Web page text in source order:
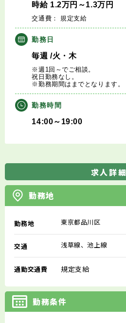
医師に役立つ取材記事
大学医局紹介
時給1.2万円 ～1.3万円
交通費： 規定支給
勤務日
毎週 /火・木
※週1回～でご相談。
祝日勤務なし。
※勤務期間はまでとなります。
勤務時間
14:00～19:00
求人詳細
勤務地
勤務地 東京都品川区
交通 浅草線、池上線
通勤交通費 規定支給
勤務条件